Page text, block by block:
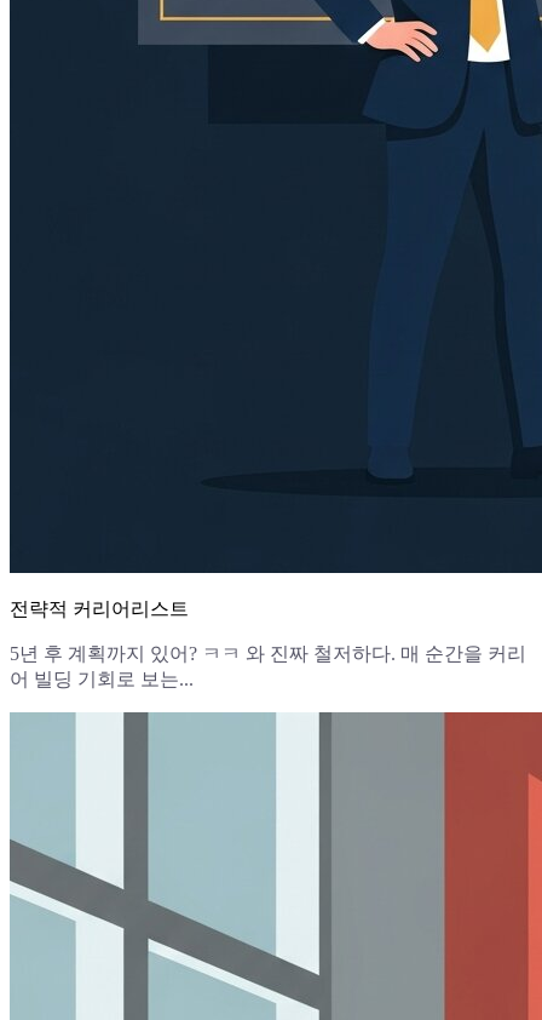
전략적 커리어리스트
5년 후 계획까지 있어? ㅋㅋ 와 진짜 철저하다. 매 순간을 커리
어 빌딩 기회로 보는...